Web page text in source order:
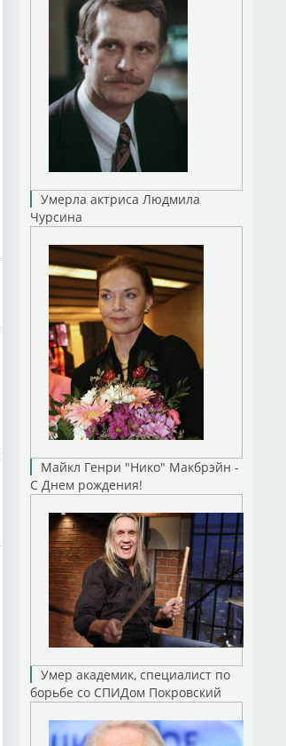
Умерла актриса Людмила
Чурсина
Майкл Генри "Нико" Макбрэйн -
С Днем рождения!
Умер академик, специалист по
борьбе со СПИДом Покровский